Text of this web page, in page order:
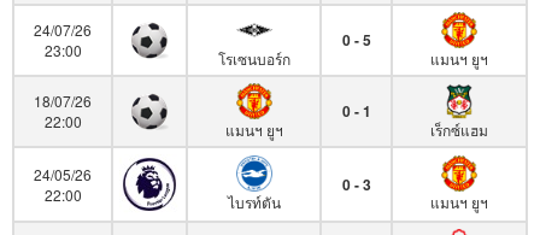
24/07/26
23:00
โรเซนบอร์ก
0 - 5
แมนฯ ยูฯ
18/07/26
22:00
แมนฯ ยูฯ
0 - 1
เร็กซ์แฮม
24/05/26
22:00
ไบรท์ตัน
0 - 3
แมนฯ ยูฯ